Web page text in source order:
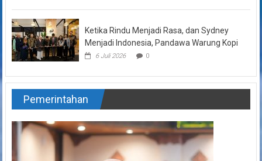
Ketika Rindu Menjadi Rasa, dan Sydney
Menjadi Indonesia, Pandawa Warung Kopi
6 Juli 2026 0
Pemerintahan